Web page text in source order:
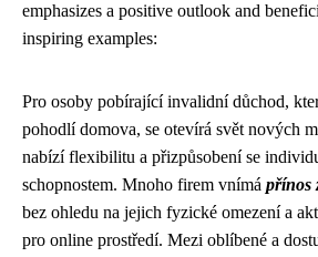
emphasizes a positive outlook and
inspiring examples:
Pro osoby pobírající invalidní důchod,
pohodlí domova, se otevírá svět nových
nabízí flexibilitu a přizpůsobení se
schopnostem. Mnoho firem vnímá přínos
bez ohledu na jejich fyzické omezení a
pro online prostředí. Mezi oblíbené a